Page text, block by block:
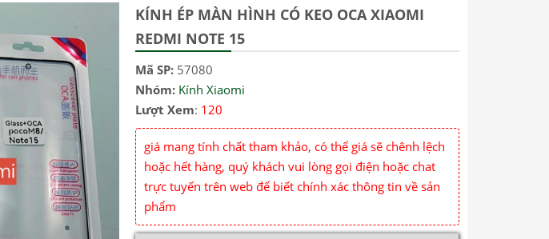
KÍNH ÉP MÀN HÌNH CÓ KEO OCA XIAOMI
REDMI NOTE 15
Mã SP: 57080
Nhóm: Kính Xiaomi
Lượt Xem: 120
giá mang tính chất tham khảo, có thể giá sẽ chênh lệch
hoặc hết hàng, quý khách vui lòng gọi điện hoặc chat
trực tuyến trên web để biết chính xác thông tin về sản
phẩm